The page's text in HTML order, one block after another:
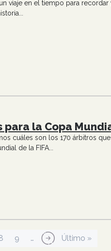
viaje en el tiempo para
la Copa
cuáles son los 170 árbitros
de la FIFA...
Página
9 … Siguiente página
›› Última página
Último »